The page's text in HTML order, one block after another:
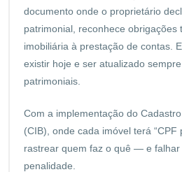
documento onde o proprietário
patrimonial, reconhece obrigações
imobiliária à prestação de contas.
existir hoje e ser atualizado
patrimoniais.
Com a implementação do
(CIB), onde cada imóvel terá “CPF
rastrear quem faz o quê — e
penalidade.